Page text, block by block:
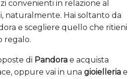
convenienti in relazione al
naturalmente. Hai soltanto da
e scegliere quello che ritieni
regalo.
di Pandora e acquista
oppure vai in una gioielleria e